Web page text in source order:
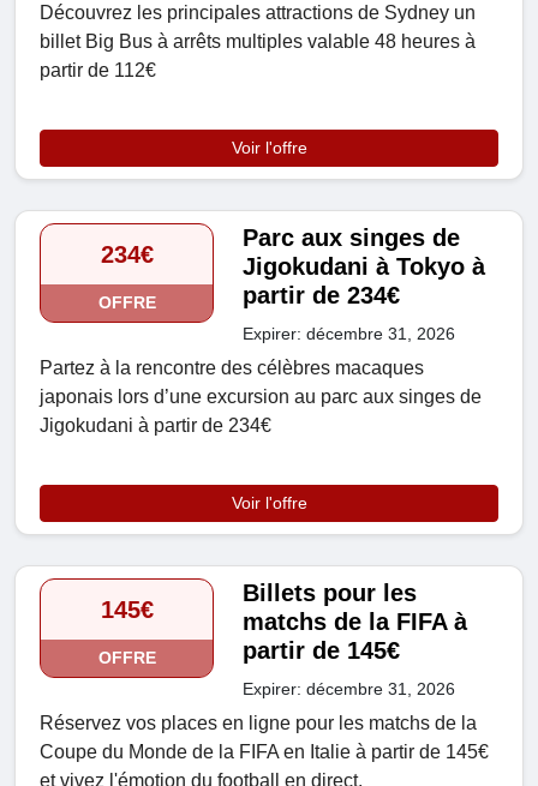
Découvrez les principales attractions de Sydney un
billet Big Bus à arrêts multiples valable 48 heures à
partir de 112€
Voir l'offre
234€
OFFRE
Parc aux singes de
Jigokudani à Tokyo à
partir de 234€
Expirer: décembre 31, 2026
Partez à la rencontre des célèbres macaques
japonais lors d’une excursion au parc aux singes de
Jigokudani à partir de 234€
Voir l'offre
145€
OFFRE
Billets pour les
matchs de la FIFA à
partir de 145€
Expirer: décembre 31, 2026
Réservez vos places en ligne pour les matchs de la
Coupe du Monde de la FIFA en Italie à partir de 145€
et vivez l'émotion du football en direct.